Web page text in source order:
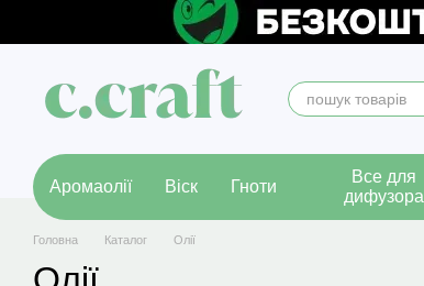
Перейти до основного контенту
Аромаолії Віск Гноти
Все для
дифузора
Головна Каталог Олії